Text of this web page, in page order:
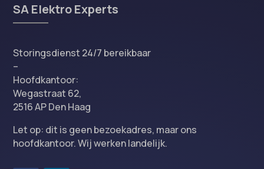
SA Elektro Experts
Storingsdienst 24/7 bereikbaar
–
Hoofdkantoor:
Wegastraat 62,
2516 AP Den Haag
Let op: dit is geen bezoekadres, maar ons
hoofdkantoor. Wij werken landelijk.